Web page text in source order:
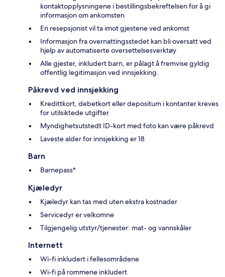
kontaktopplysningene i bestillingsbekreftelsen for å gi
informasjon om ankomsten
En resepsjonist vil ta imot gjestene ved ankomst
Informasjon fra overnattingsstedet kan bli oversatt ved
hjelp av automatiserte oversettelsesverktøy
Alle gjester, inkludert barn, er pålagt å fremvise gyldig
offentlig legitimasjon ved innsjekking.
Påkrevd ved innsjekking
Kredittkort, debetkort eller depositum i kontanter kreves
for utilsiktede utgifter
Myndighetsutstedt ID-kort med foto kan være påkrevd
Laveste alder for innsjekking er 18
Barn
Barnepass*
Kjæledyr
Kjæledyr kan tas med uten ekstra kostnader
Servicedyr er velkomne
Tilgjengelig utstyr/tjenester: mat- og vannskåler
Internett
Wi-fi inkludert i fellesområdene
Wi-fi på rommene inkludert